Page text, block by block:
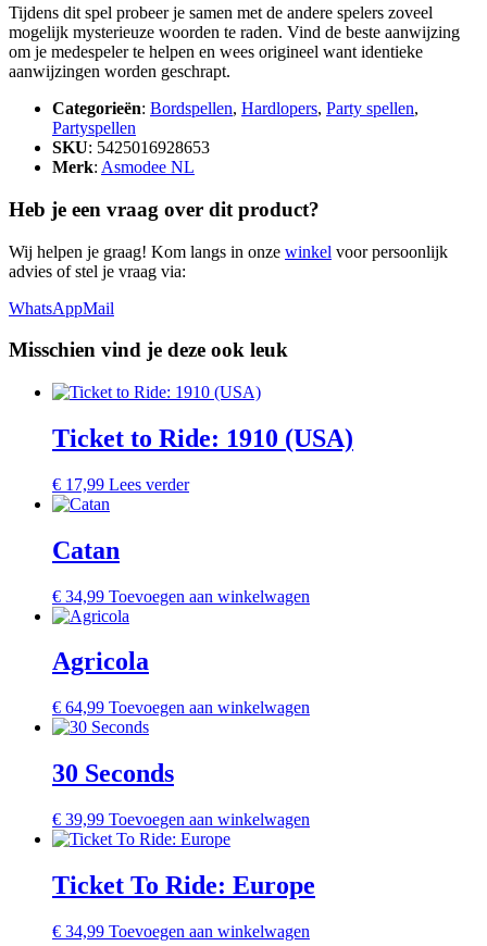
Tijdens dit spel probeer je samen met de andere spelers zoveel
mogelijk mysterieuze woorden te raden. Vind de beste aanwijzing
om je medespeler te helpen en wees origineel want identieke
aanwijzingen worden geschrapt.
Categorieën: Bordspellen, Hardlopers, Party spellen,
Partyspellen
SKU: 5425016928653
Merk: Asmodee NL
Heb je een vraag over dit product?
Wij helpen je graag! Kom langs in onze winkel voor persoonlijk
advies of stel je vraag via:
WhatsAppMail
Misschien vind je deze ook leuk
Ticket to Ride: 1910 (USA)
€ 17,99 Lees verder
Catan
€ 34,99 Toevoegen aan winkelwagen
Agricola
€ 64,99 Toevoegen aan winkelwagen
30 Seconds
€ 39,99 Toevoegen aan winkelwagen
Ticket To Ride: Europe
€ 34,99 Toevoegen aan winkelwagen